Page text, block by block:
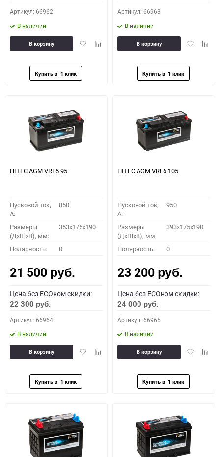
Артикул: 66962
В наличии
ДобавитьДобавить
В корзину
Артикул: 66963
В наличии
Добавить
В корзину
HITEC AGM VRL5 95
Пусковой ток,
A:
850
Размеры
(ДхШхВ), мм:
353x175x190
Полярность: 0
21 500 руб.
Цена без ECOном скидки:
22 300 руб.
Артикул: 66964
В наличии
ДобавитьДобавить
В корзину
HITEC AGM VRL6 105
Пусковой ток,
A:
950
Размеры
(ДхШхВ), мм:
393x175x190
Полярность: 0
23 200 руб.
Цена без ECOном скидки:
24 000 руб.
Артикул: 66965
В наличии
Добавить
В корзину